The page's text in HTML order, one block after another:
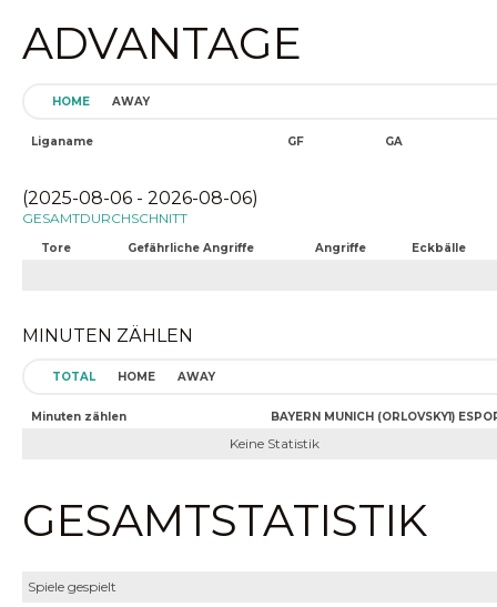
ADVANTAGE
HOME AWAY
Liganame GF GA
(2025-08-06 - 2026-08-06)
GESAMTDURCHSCHNITT
Tore Gefährliche Angriffe Angriffe Eckbälle
MINUTEN ZÄHLEN
TOTAL HOME AWAY
Minuten zählen BAYERN MUNICH (ORLOVSKY1)
Keine Statistik
GESAMTSTATISTIK
Spiele gespielt